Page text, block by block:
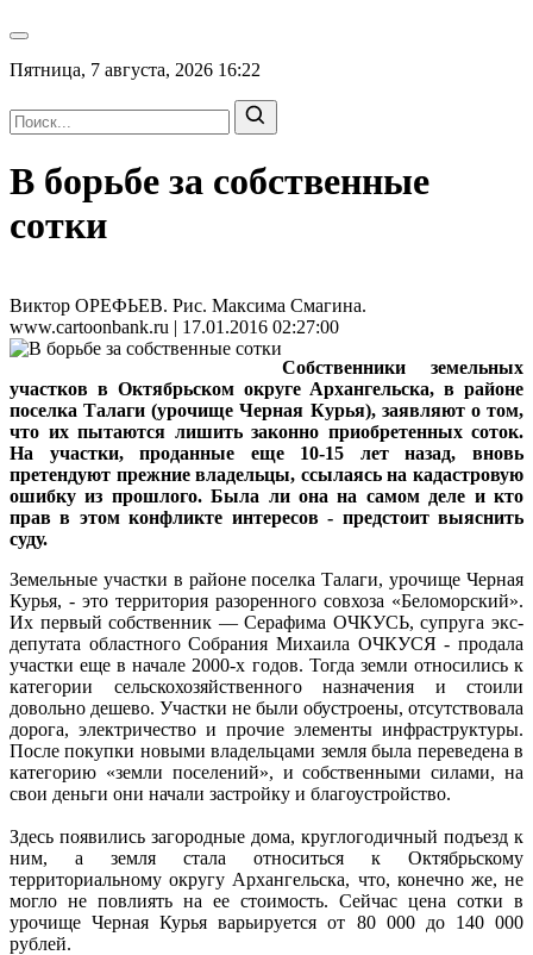
Пятница, 7 августа, 2026 16:22
В борьбе за собственные
сотки
Виктор ОРЕФЬЕВ. Рис. Максима Смагина.
www.cartoonbank.ru | 17.01.2016 02:27:00
Собственники земельных
участков в Октябрьском округе Архангельска, в районе
поселка Талаги (урочище Черная Курья), заявляют о том,
что их пытаются лишить законно приобретенных соток.
На участки, проданные еще 10-15 лет назад, вновь
претендуют прежние владельцы, ссылаясь на кадастровую
ошибку из прошлого. Была ли она на самом деле и кто
прав в этом конфликте интересов - предстоит выяснить
суду.
Земельные участки в районе поселка Талаги, урочище Черная
Курья, - это территория разоренного совхоза «Беломорский».
Их первый собственник — Серафима ОЧКУСЬ, супруга экс-
депутата областного Собрания Михаила ОЧКУСЯ - продала
участки еще в начале 2000-х годов. Тогда земли относились к
категории сельскохозяйственного назначения и стоили
довольно дешево. Участки не были обустроены, отсутствовала
дорога, электричество и прочие элементы инфраструктуры.
После покупки новыми владельцами земля была переведена в
категорию «земли поселений», и собственными силами, на
свои деньги они начали застройку и благоустройство.
Здесь появились загородные дома, круглогодичный подъезд к
ним, а земля стала относиться к Октябрьскому
территориальному округу Архангельска, что, конечно же, не
могло не повлиять на ее стоимость. Сейчас цена сотки в
урочище Черная Курья варьируется от 80 000 до 140 000
рублей.